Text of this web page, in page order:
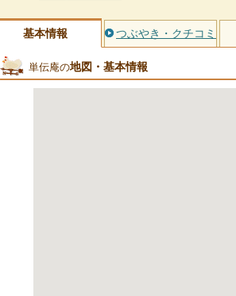
基本情報 つぶやき・クチコミ
単伝庵の地図・基本情報